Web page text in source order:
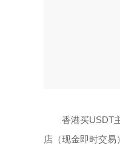
香港买USDT
店（现金即时交